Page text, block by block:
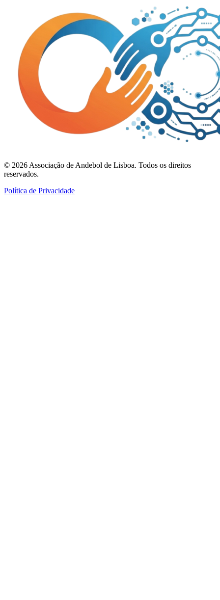
© 2026 Associação de Andebol de Lisboa. Todos os direitos
reservados.
Política de Privacidade